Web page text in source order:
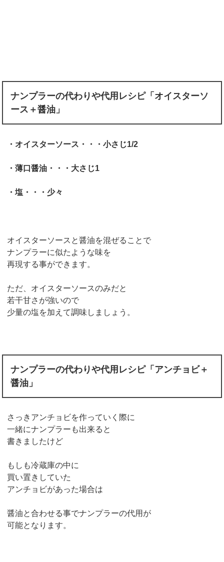
ナンプラーの代わりや代用レシピ「オイスターソ
ース＋醤油」
・オイスターソース・・・小さじ1/2
・薄口醤油・・・大さじ1
・塩・・・少々
オイスターソースと醤油を混ぜることで
ナンプラーに似たような味を
再現する事ができます。
ただ、オイスターソースのみだと
若干甘さが強いので
少量の塩を加えて調味しましょう。
ナンプラーの代わりや代用レシピ「アンチョビ＋
醤油」
さっきアンチョビを作っていく際に
一緒にナンプラーも出来ると
書きましたけど
もしも冷蔵庫の中に
買い置きしていた
アンチョビがあった場合は
醤油と合わせる事でナンプラーの代用が
可能となります。